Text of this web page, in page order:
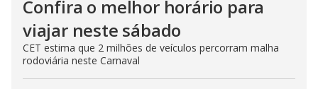
Confira o melhor horário para
viajar neste sábado
CET estima que 2 milhões de veículos percorram malha
rodoviária neste Carnaval